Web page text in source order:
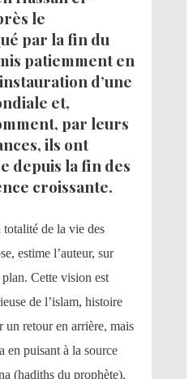
le
par la fin du
patiemment en
d’une
et,
par leurs
ils ont
depuis la fin des
croissante.
de la vie des
estime l’auteur, sur
Cette vision est
de l’islam, histoire
un retour en arrière, mais
en puisant à la source
(hadiths du prophète).